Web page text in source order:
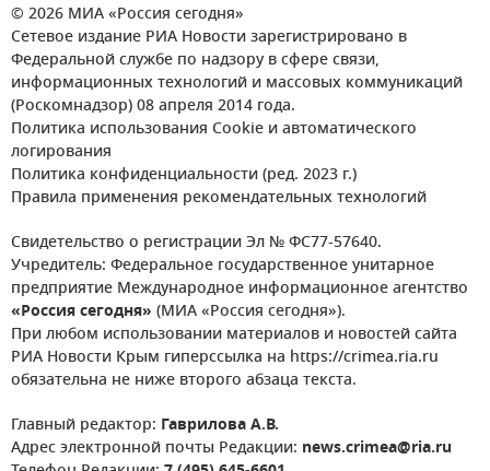
© 2026 МИА «Россия сегодня»
Сетевое издание РИА Новости зарегистрировано в
Федеральной службе по надзору в сфере связи,
информационных технологий и массовых коммуникаций
(Роскомнадзор) 08 апреля 2014 года.
Политика использования Cookie и автоматического
логирования
Политика конфиденциальности (ред. 2023 г.)
Правила применения рекомендательных технологий
Свидетельство о регистрации Эл № ФС77-57640.
Учредитель: Федеральное государственное унитарное
предприятие Международное информационное агентство
«Россия сегодня» (МИА «Россия сегодня»).
При любом использовании материалов и новостей сайта
РИА Новости Крым гиперссылка на https://crimea.ria.ru
обязательна не ниже второго абзаца текста.
Главный редактор: Гаврилова А.В.
Адрес электронной почты Редакции: news.crimea@ria.ru